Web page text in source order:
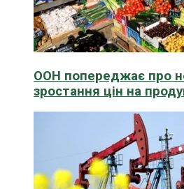
ООН попереджає про
зростання цін на